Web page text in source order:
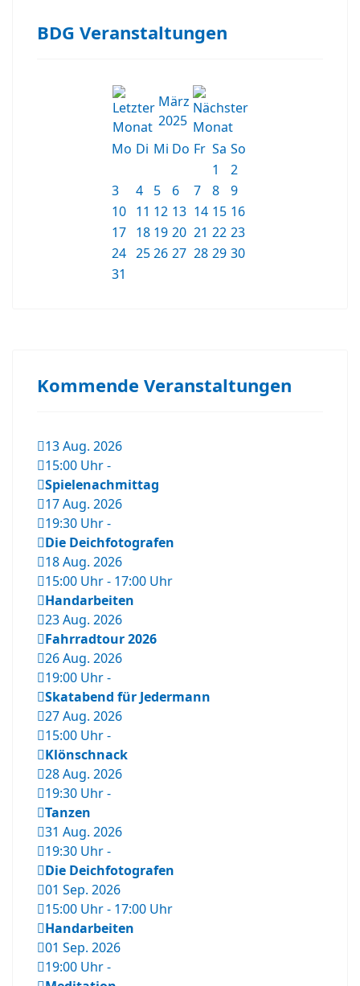
BDG Veranstaltungen
März
2025
Mo Di Mi Do Fr Sa So
1
2
3
4 5 6 7 8
9
10
11 12 13 14 15 16
17
18 19 20 21 22 23
24 25 26 27 28 29 30
31
Kommende Veranstaltungen
13 Aug. 2026
15:00 Uhr-
Spielenachmittag
17 Aug. 2026
19:30 Uhr-
Die Deichfotografen
18 Aug. 2026
15:00 Uhr- 17:00 Uhr
Handarbeiten
23 Aug. 2026
Fahrradtour 2026
26 Aug. 2026
19:00 Uhr-
Skatabend für Jedermann
27 Aug. 2026
15:00 Uhr-
Klönschnack
28 Aug. 2026
19:30 Uhr-
Tanzen
31 Aug. 2026
19:30 Uhr-
Die Deichfotografen
01 Sep. 2026
15:00 Uhr- 17:00 Uhr
Handarbeiten
01 Sep. 2026
19:00 Uhr-